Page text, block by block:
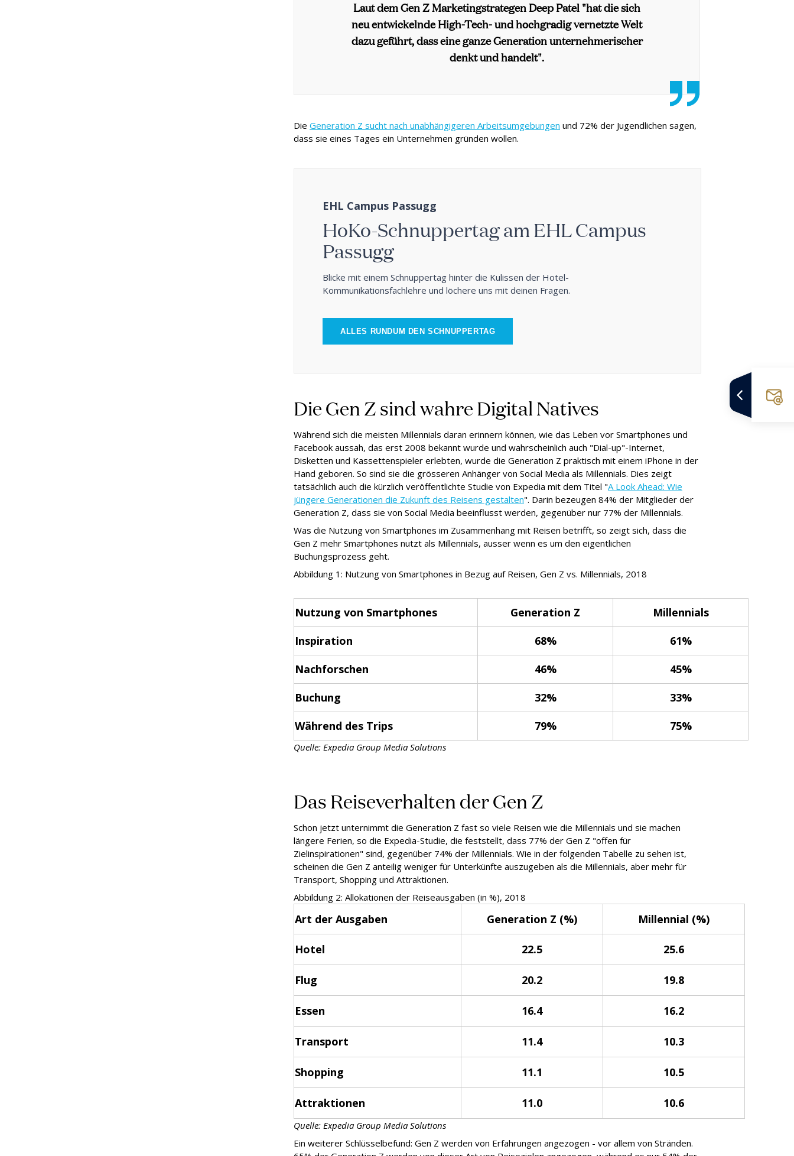
Laut dem Gen Z Marketingstrategen Deep Patel "hat die sich
neu entwickelnde High-Tech- und hochgradig vernetzte Welt
dazu geführt, dass eine ganze Generation unternehmerischer
denkt und handelt".
Die Generation Z sucht nach unabhängigeren Arbeitsumgebungen und 72% der Jugendlichen sagen,
dass sie eines Tages ein Unternehmen gründen wollen.
EHL Campus Passugg
HoKo-Schnuppertag am EHL Campus
Passugg
Blicke mit einem Schnuppertag hinter die Kulissen der Hotel-
Kommunikationsfachlehre und löchere uns mit deinen Fragen.
ALLES RUNDUM DEN SCHNUPPERTAG
Die Gen Z sind wahre Digital Natives
Während sich die meisten Millennials daran erinnern können, wie das Leben vor Smartphones und
Facebook aussah, das erst 2008 bekannt wurde und wahrscheinlich auch "Dial-up"-Internet,
Disketten und Kassettenspieler erlebten, wurde die Generation Z praktisch mit einem iPhone in der
Hand geboren. So sind sie die grösseren Anhänger von Social Media als Millennials. Dies zeigt
tatsächlich auch die kürzlich veröffentlichte Studie von Expedia mit dem Titel "A Look Ahead: Wie
jüngere Generationen die Zukunft des Reisens gestalten". Darin bezeugen 84% der Mitglieder der
Generation Z, dass sie von Social Media beeinflusst werden, gegenüber nur 77% der Millennials.
Was die Nutzung von Smartphones im Zusammenhang mit Reisen betrifft, so zeigt sich, dass die
Gen Z mehr Smartphones nutzt als Millennials, ausser wenn es um den eigentlichen
Buchungsprozess geht.
Abbildung 1: Nutzung von Smartphones in Bezug auf Reisen, Gen Z vs. Millennials, 2018
Nutzung von Smartphones Generation Z
Millennials
Inspiration
68%
61%
Nachforschen
46%
45%
Buchung
32%
33%
Während des Trips
79% 75%
Quelle: Expedia Group Media Solutions
Das Reiseverhalten der Gen Z
Schon jetzt unternimmt die Generation Z fast so viele Reisen wie die Millennials und sie machen
längere Ferien, so die Expedia-Studie, die feststellt, dass 77% der Gen Z "offen für
Zielinspirationen" sind, gegenüber 74% der Millennials. Wie in der folgenden Tabelle zu sehen ist,
scheinen die Gen Z anteilig weniger für Unterkünfte auszugeben als die Millennials, aber mehr für
Transport, Shopping und Attraktionen.
Abbildung 2: Allokationen der Reiseausgaben (in %), 2018
Art der Ausgaben Generation Z (%) Millennial (%)
Hotel 22.5 25.6
Flug 20.2 19.8
Essen 16.4 16.2
Transport 11.4 10.3
Shopping 11.1 10.5
Attraktionen 11.0 10.6
Quelle: Expedia Group Media Solutions
Ein weiterer Schlüsselbefund: Gen Z werden von Erfahrungen angezogen - vor allem von Stränden.